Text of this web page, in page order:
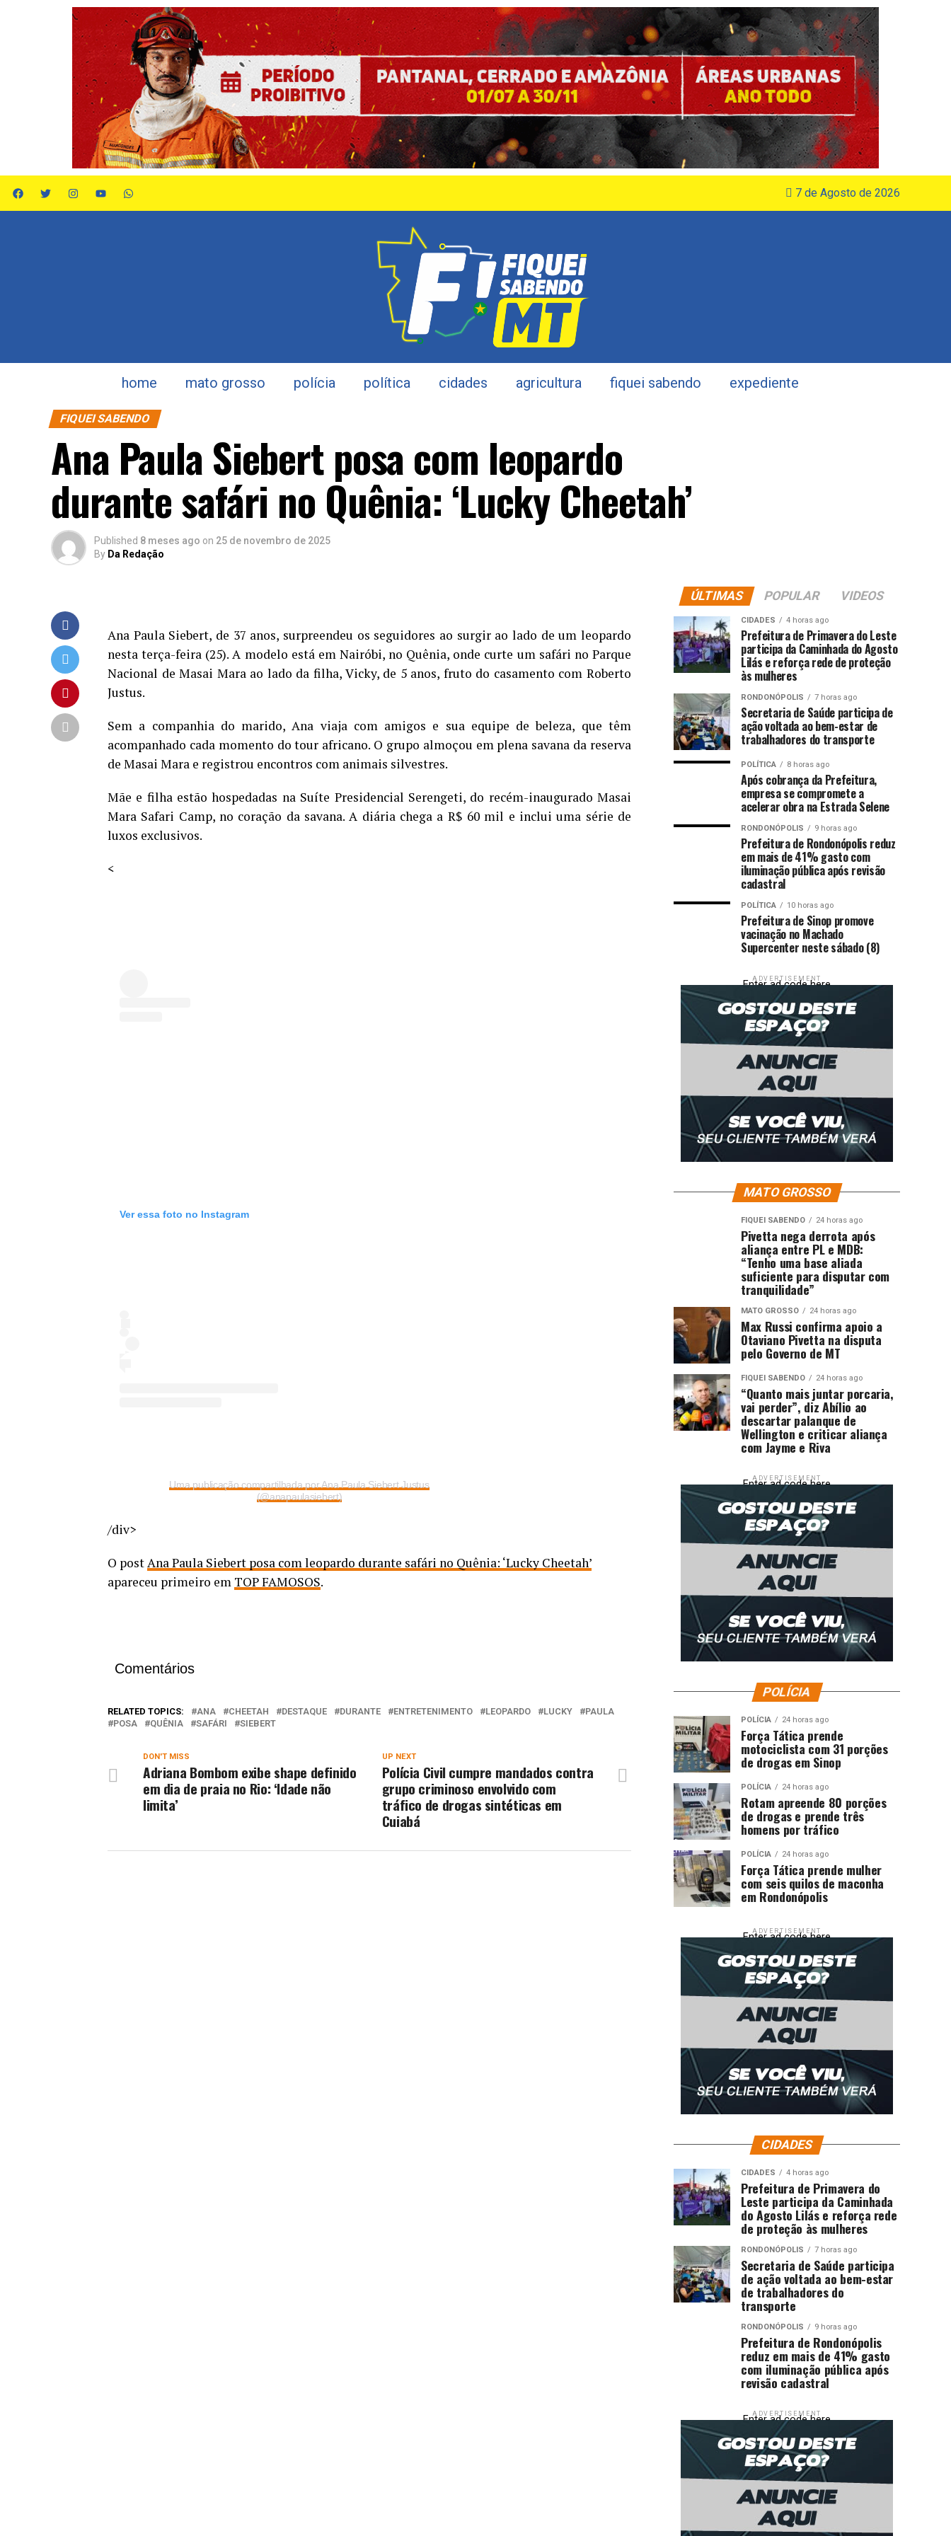
7 de Agosto de 2026
home mato grosso polícia política cidades agricultura fiquei sabendo expediente
FIQUEI SABENDO
Ana Paula Siebert posa com leopardo
durante safári no Quênia: ‘Lucky Cheetah’
Published 8 meses ago on 25 de novembro de 2025
By Da Redação
Ana Paula Siebert, de 37 anos, surpreendeu os seguidores ao surgir ao lado de um leopardo
nesta terça-feira (25). A modelo está em Nairóbi, no Quênia, onde curte um safári no Parque
Nacional de Masai Mara ao lado da filha, Vicky, de 5 anos, fruto do casamento com Roberto
Justus.
Sem a companhia do marido, Ana viaja com amigos e sua equipe de beleza, que têm
acompanhado cada momento do tour africano. O grupo almoçou em plena savana da reserva
de Masai Mara e registrou encontros com animais silvestres.
Mãe e filha estão hospedadas na Suíte Presidencial Serengeti, do recém-inaugurado Masai
Mara Safari Camp, no coração da savana. A diária chega a R$ 60 mil e inclui uma série de
luxos exclusivos.
<
Ver essa foto no Instagram
Uma publicação compartilhada por Ana Paula Siebert Justus
(@anapaulasiebert)
/div>
O postAna Paula Siebert posa com leopardo durante safári no Quênia: ‘Lucky Cheetah’
apareceu primeiro em TOP FAMOSOS.
Comentários
RELATED TOPICS: ANA CHEETAH DESTAQUE DURANTE ENTRETENIMENTO LEOPARDO LUCKY
PAULA
POSA
QUÊNIA SAFÁRI SIEBERT
UP NEXT
Polícia Civil cumpre mandados contra
grupo criminoso envolvido com
tráfico de drogas sintéticas em
Cuiabá
DON'T MISS
Adriana Bombom exibe shape definido
em dia de praia no Rio: ‘Idade não
limita’
ÚLTIMAS POPULAR VIDEOS
CIDADES 4 horas ago
Prefeitura de Primavera do Leste
participa da Caminhada do Agosto
Lilás e reforça rede de proteção
às mulheres
RONDONÓPOLIS 7 horas ago
Secretaria de Saúde participa de
ação voltada ao bem-estar de
trabalhadores do transporte
POLÍTICA 8 horas ago
Após cobrança da Prefeitura,
empresa se compromete a
acelerar obra na Estrada Selene
RONDONÓPOLIS 9 horas ago
Prefeitura de Rondonópolis reduz
em mais de 41% gasto com
iluminação pública após revisão
cadastral
POLÍTICA 10 horas ago
Prefeitura de Sinop promove
vacinação no Machado
Supercenter neste sábado (8)
ADVERTISEMENT
Enter ad code here
MATO GROSSO
FIQUEI SABENDO 24 horas ago
Pivetta nega derrota após
aliança entre PL e MDB:
“Tenho uma base aliada
suficiente para disputar com
tranquilidade”
MATO GROSSO 24 horas ago
Max Russi confirma apoio a
Otaviano Pivetta na disputa
pelo Governo de MT
FIQUEI SABENDO 24 horas ago
“Quanto mais juntar porcaria,
vai perder”, diz Abílio ao
descartar palanque de
Wellington e criticar aliança
com Jayme e Riva
ADVERTISEMENT
Enter ad code here
POLÍCIA
POLÍCIA 24 horas ago
Força Tática prende
motociclista com 31 porções
de drogas em Sinop
POLÍCIA 24 horas ago
Rotam apreende 80 porções
de drogas e prende três
homens por tráfico
POLÍCIA 24 horas ago
Força Tática prende mulher
com seis quilos de maconha
em Rondonópolis
ADVERTISEMENT
Enter ad code here
CIDADES
CIDADES 4 horas ago
Prefeitura de Primavera do
Leste participa da Caminhada
do Agosto Lilás e reforça rede
de proteção às mulheres
RONDONÓPOLIS 7 horas ago
Secretaria de Saúde participa
de ação voltada ao bem-estar
de trabalhadores do
transporte
RONDONÓPOLIS 9 horas ago
Prefeitura de Rondonópolis
reduz em mais de 41% gasto
com iluminação pública após
revisão cadastral
ADVERTISEMENT
Enter ad code here